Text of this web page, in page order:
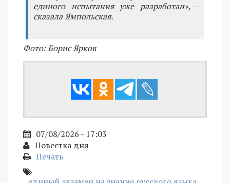
единого испытания уже разработан», -
сказала Ямпольская.
Фото: Борис Ярков
07/08/2026 - 17:03
Повестка дня
Печать